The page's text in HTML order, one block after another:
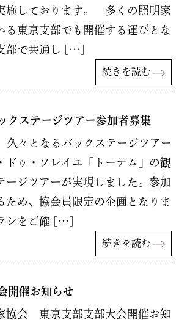
施しております。 多くの照明家
る東京支部でも開催する運びとな
部で共通し […]
続きを読む
クステージツアー参加者募集
久々となるバックステージツアー
ドゥ・ソレイユ「トーテム」の観
ージツアーが実現しました。参加
ため、協会員限定の企画となりま
シをご確 […]
続きを読む
開催お知らせ
協会 東京支部支部大会開催お知